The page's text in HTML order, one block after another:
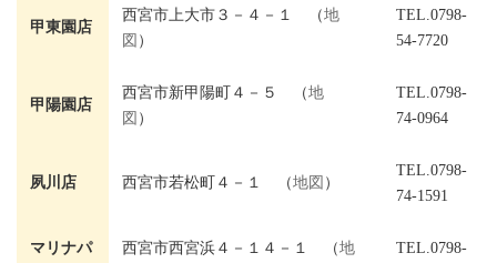
甲東園店
西宮市上大市３－４－１ （地
図 ）
TEL.0798-
54-7720
甲陽園店
西宮市新甲陽町４－５ （地
図 ）
TEL.0798-
74-0964
夙川店 西宮市若松町４－１ （地図 ）
TEL.0798-
74-1591
マリナパ
西宮市西宮浜４－１４－１ （地
TEL.0798-